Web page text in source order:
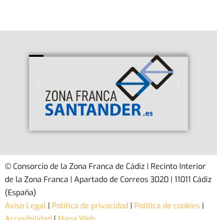
© Consorcio de la Zona Franca de Cádiz | Recinto Interior
de la Zona Franca | Apartado de Correos 3020 | 11011 Cádiz
(España)
Aviso Legal | Política de privacidad | Política de cookies |